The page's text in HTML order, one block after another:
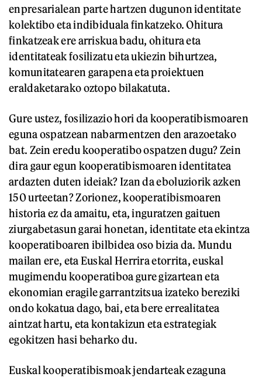
enpresarialean parte hartzen dugunon identitate
kolektibo eta indibiduala finkatzeko. Ohitura
finkatzeak ere arriskua badu, ohitura eta
identitateak fosilizatu eta ukiezin bihurtzea,
komunitatearen garapena eta proiektuen
eraldaketarako oztopo bilakatuta.
Gure ustez, fosilizazio hori da kooperatibismoaren
eguna ospatzean nabarmentzen den arazoetako
bat. Zein eredu kooperatibo ospatzen dugu? Zein
dira gaur egun kooperatibismoaren identitatea
ardazten duten ideiak? Izan da eboluziorik azken
150 urteetan? Zorionez, kooperatibismoaren
historia ez da amaitu, eta, inguratzen gaituen
ziurgabetasun garai honetan, identitate eta ekintza
kooperatiboaren ibilbidea oso bizia da. Mundu
mailan ere, eta Euskal Herrira etorrita, euskal
mugimendu kooperatiboa gure gizartean eta
ekonomian eragile garrantzitsua izateko bereziki
ondo kokatua dago, bai, eta bere errealitatea
aintzat hartu, eta kontakizun eta estrategiak
egokitzen hasi beharko du.
Euskal kooperatibismoak jendarteak ezaguna